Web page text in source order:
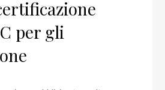
per gli